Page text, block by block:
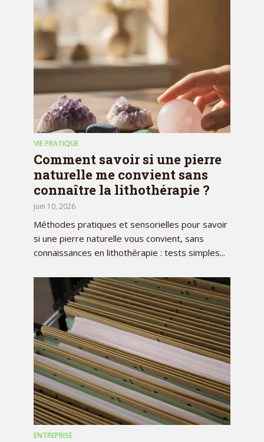
VIE PRATIQUE
Comment savoir si une pierre
naturelle me convient sans
connaître la lithothérapie ?
juin 10, 2026
Méthodes pratiques et sensorielles pour savoir
si une pierre naturelle vous convient, sans
connaissances en lithothérapie : tests simples...
ENTREPRISE